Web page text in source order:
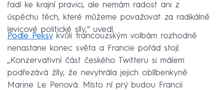
řadí ke krajní pravici, ale nemám radost ani z
úspěchu těch, které můžeme považovat za radikálně
levicové politické síly,“ uvedl.
Podle Peksykvůli francouzským volbám rozhodně
nenastane konec světa a Francie pořád stojí.
„Konzervativní část českého Twitteru si málem
podřezává žíly, že nevyhrála jejich oblíbenkyně
Marine Le Penová. Místo ní prý budou Francii